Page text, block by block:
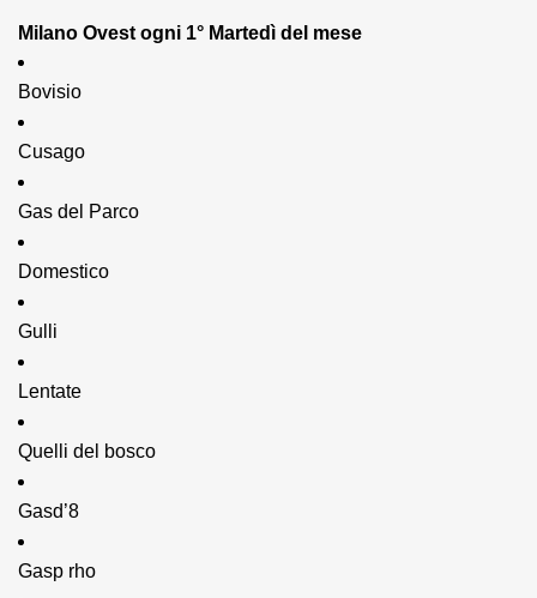
Milano Ovest ogni 1° Martedì del mese
Bovisio
Cusago
Gas del Parco
Domestico
Gulli
Lentate
Quelli del bosco
Gasd’8
Gasp rho